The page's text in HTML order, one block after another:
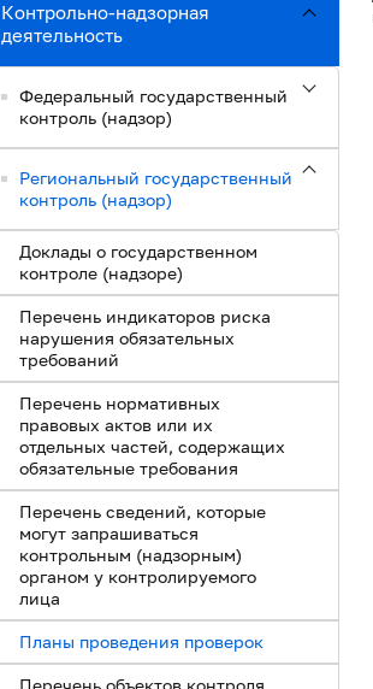
Контрольно-надзорная
деятельность
Федеральный государственный
контроль (надзор)
Региональный государственный
контроль (надзор)
Доклады о государственном
контроле (надзоре)
Перечень индикаторов риска
нарушения обязательных
требований
Перечень нормативных
правовых актов или их
отдельных частей, содержащих
обязательные требования
Перечень сведений, которые
могут запрашиваться
контрольным (надзорным)
органом у контролируемого
лица
Планы проведения проверок
Перечень объектов контроля